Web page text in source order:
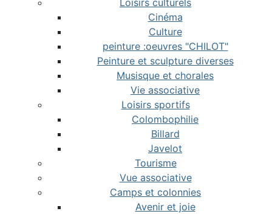
Cinéma
Culture
peinture :oeuvres "CHILOT"
Peinture et sculpture diverses
Musisque et chorales
Vie associative
Loisirs sportifs
Colombophilie
Billard
Javelot
Tourisme
Vue associative
Camps et colonnies
Avenir et joie